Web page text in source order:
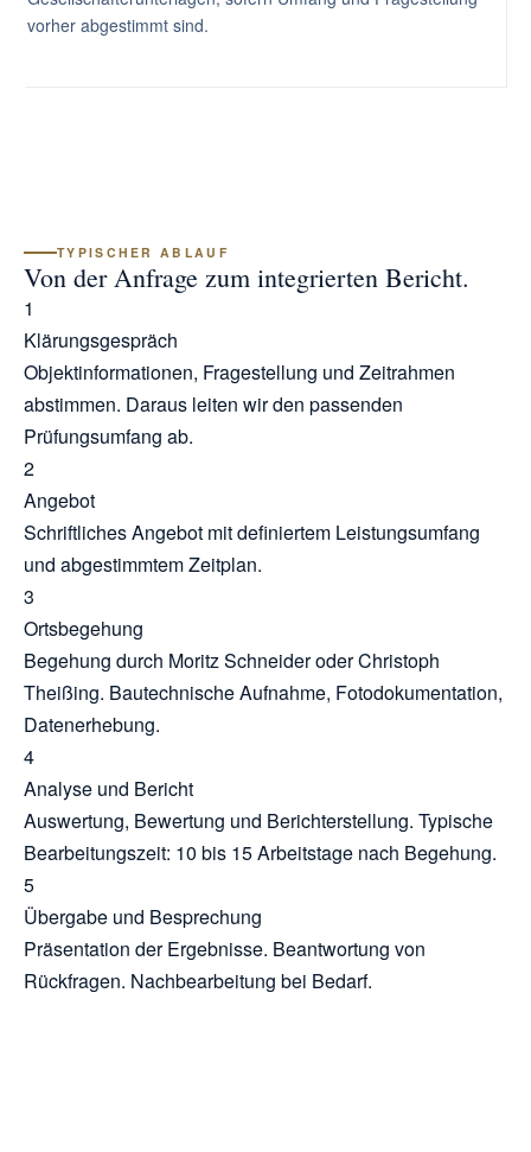
vorher abgestimmt sind.
TYPISCHER ABLAUF
Von der Anfrage zum integrierten Bericht.
1
Klärungsgespräch
Objektinformationen, Fragestellung und Zeitrahmen
abstimmen. Daraus leiten wir den passenden
Prüfungsumfang ab.
2
Angebot
Schriftliches Angebot mit definiertem Leistungsumfang
und abgestimmtem Zeitplan.
3
Ortsbegehung
Begehung durch Moritz Schneider oder Christoph
Theißing. Bautechnische Aufnahme, Fotodokumentation,
Datenerhebung.
4
Analyse und Bericht
Auswertung, Bewertung und Berichterstellung. Typische
Bearbeitungszeit: 10 bis 15 Arbeitstage nach Begehung.
5
Übergabe und Besprechung
Präsentation der Ergebnisse. Beantwortung von
Rückfragen. Nachbearbeitung bei Bedarf.